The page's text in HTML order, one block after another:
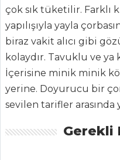
Aktüel
Chefs
Haber
ŞEFİN TARİFLERİ
çok sık tüketilir. Farklı
yapılışıyla yayla
biraz vakit alıcı gibi
kolaydır. Tavuklu ve
İçerisine minik minik
yerine. Doyurucu bir
sevilen tarifler
Gerekli